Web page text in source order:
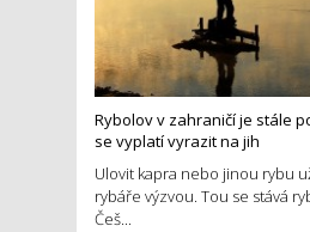
Rybolov v zahraničí je stále
se vyplatí vyrazit na jih
Ulovit kapra nebo jinou rybu
rybáře výzvou. Tou se stává
Češ...